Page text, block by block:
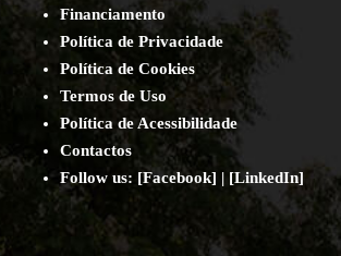
Financiamento
Política de Privacidade
Política de Cookies
Termos de Uso
Política de Acessibilidade
Contactos
Follow us: [Facebook] | [LinkedIn]